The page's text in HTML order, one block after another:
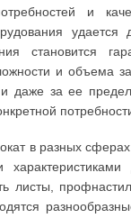
и
становится
и объема
даже за ее
в разных
листы,